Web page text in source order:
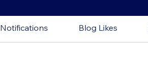
Notifications Blog Likes